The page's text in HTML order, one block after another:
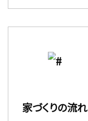
家づくりの流れ